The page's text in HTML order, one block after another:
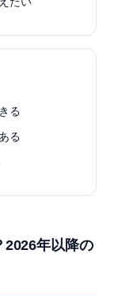
る
る
2026年以降の